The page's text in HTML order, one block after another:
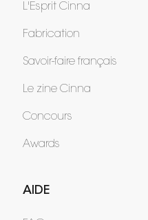
L'Esprit Cinna
Fabrication
Savoir-faire français
Le zine Cinna
Concours
Awards
AIDE